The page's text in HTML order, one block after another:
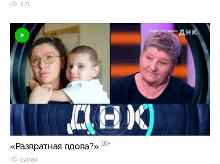
371
«Развратная вдова?» 16+
19084